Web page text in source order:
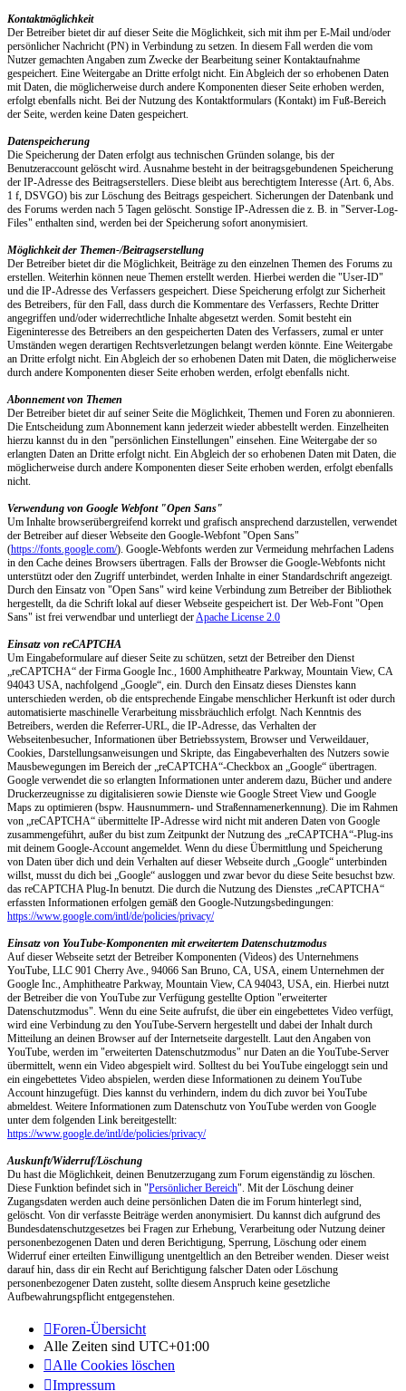
Kontaktmöglichkeit
Der Betreiber bietet dir auf dieser Seite die Möglichkeit, sich mit ihm per E-Mail und/oder
persönlicher Nachricht (PN) in Verbindung zu setzen. In diesem Fall werden die vom
Nutzer gemachten Angaben zum Zwecke der Bearbeitung seiner Kontaktaufnahme
gespeichert. Eine Weitergabe an Dritte erfolgt nicht. Ein Abgleich der so erhobenen Daten
mit Daten, die möglicherweise durch andere Komponenten dieser Seite erhoben werden,
erfolgt ebenfalls nicht. Bei der Nutzung des Kontaktformulars (Kontakt) im Fuß-Bereich
der Seite, werden keine Daten gespeichert.
Datenspeicherung
Die Speicherung der Daten erfolgt aus technischen Gründen solange, bis der
Benutzeraccount gelöscht wird. Ausnahme besteht in der beitragsgebundenen Speicherung
der IP-Adresse des Beitragserstellers. Diese bleibt aus berechtigtem Interesse (Art. 6, Abs.
1 f, DSVGO) bis zur Löschung des Beitrags gespeichert. Sicherungen der Datenbank und
des Forums werden nach 5 Tagen gelöscht. Sonstige IP-Adressen die z. B. in "Server-Log-
Files" enthalten sind, werden bei der Speicherung sofort anonymisiert.
Möglichkeit der Themen-/Beitragserstellung
Der Betreiber bietet dir die Möglichkeit, Beiträge zu den einzelnen Themen des Forums zu
erstellen. Weiterhin können neue Themen erstellt werden. Hierbei werden die "User-ID"
und die IP-Adresse des Verfassers gespeichert. Diese Speicherung erfolgt zur Sicherheit
des Betreibers, für den Fall, dass durch die Kommentare des Verfassers, Rechte Dritter
angegriffen und/oder widerrechtliche Inhalte abgesetzt werden. Somit besteht ein
Eigeninteresse des Betreibers an den gespeicherten Daten des Verfassers, zumal er unter
Umständen wegen derartigen Rechtsverletzungen belangt werden könnte. Eine Weitergabe
an Dritte erfolgt nicht. Ein Abgleich der so erhobenen Daten mit Daten, die möglicherweise
durch andere Komponenten dieser Seite erhoben werden, erfolgt ebenfalls nicht.
Abonnement von Themen
Der Betreiber bietet dir auf seiner Seite die Möglichkeit, Themen und Foren zu abonnieren.
Die Entscheidung zum Abonnement kann jederzeit wieder abbestellt werden. Einzelheiten
hierzu kannst du in den "persönlichen Einstellungen" einsehen. Eine Weitergabe der so
erlangten Daten an Dritte erfolgt nicht. Ein Abgleich der so erhobenen Daten mit Daten, die
möglicherweise durch andere Komponenten dieser Seite erhoben werden, erfolgt ebenfalls
nicht.
Verwendung von Google Webfont "Open Sans"
Um Inhalte browserübergreifend korrekt und grafisch ansprechend darzustellen, verwendet
der Betreiber auf dieser Webseite den Google-Webfont "Open Sans"
(https://fonts.google.com/). Google-Webfonts werden zur Vermeidung mehrfachen Ladens
in den Cache deines Browsers übertragen. Falls der Browser die Google-Webfonts nicht
unterstützt oder den Zugriff unterbindet, werden Inhalte in einer Standardschrift angezeigt.
Durch den Einsatz von "Open Sans" wird keine Verbindung zum Betreiber der Bibliothek
hergestellt, da die Schrift lokal auf dieser Webseite gespeichert ist. Der Web-Font "Open
Sans" ist frei verwendbar und unterliegt derApache License 2.0
Einsatz von reCAPTCHA
Um Eingabeformulare auf dieser Seite zu schützen, setzt der Betreiber den Dienst
„reCAPTCHA“ der Firma Google Inc., 1600 Amphitheatre Parkway, Mountain View, CA
94043 USA, nachfolgend „Google“, ein. Durch den Einsatz dieses Dienstes kann
unterschieden werden, ob die entsprechende Eingabe menschlicher Herkunft ist oder durch
automatisierte maschinelle Verarbeitung missbräuchlich erfolgt. Nach Kenntnis des
Betreibers, werden die Referrer-URL, die IP-Adresse, das Verhalten der
Webseitenbesucher, Informationen über Betriebssystem, Browser und Verweildauer,
Cookies, Darstellungsanweisungen und Skripte, das Eingabeverhalten des Nutzers sowie
Mausbewegungen im Bereich der „reCAPTCHA“-Checkbox an „Google“ übertragen.
Google verwendet die so erlangten Informationen unter anderem dazu, Bücher und andere
Druckerzeugnisse zu digitalisieren sowie Dienste wie Google Street View und Google
Maps zu optimieren (bspw. Hausnummern- und Straßennamenerkennung). Die im Rahmen
von „reCAPTCHA“ übermittelte IP-Adresse wird nicht mit anderen Daten von Google
zusammengeführt, außer du bist zum Zeitpunkt der Nutzung des „reCAPTCHA“-Plug-ins
mit deinem Google-Account angemeldet. Wenn du diese Übermittlung und Speicherung
von Daten über dich und dein Verhalten auf dieser Webseite durch „Google“ unterbinden
willst, musst du dich bei „Google“ ausloggen und zwar bevor du diese Seite besuchst bzw.
das reCAPTCHA Plug-In benutzt. Die durch die Nutzung des Dienstes „reCAPTCHA“
erfassten Informationen erfolgen gemäß den Google-Nutzungsbedingungen:
https://www.google.com/intl/de/policies/privacy/
Einsatz von YouTube-Komponenten mit erweitertem Datenschutzmodus
Auf dieser Webseite setzt der Betreiber Komponenten (Videos) des Unternehmens
YouTube, LLC 901 Cherry Ave., 94066 San Bruno, CA, USA, einem Unternehmen der
Google Inc., Amphitheatre Parkway, Mountain View, CA 94043, USA, ein. Hierbei nutzt
der Betreiber die von YouTube zur Verfügung gestellte Option "erweiterter
Datenschutzmodus". Wenn du eine Seite aufrufst, die über ein eingebettetes Video verfügt,
wird eine Verbindung zu den YouTube-Servern hergestellt und dabei der Inhalt durch
Mitteilung an deinen Browser auf der Internetseite dargestellt. Laut den Angaben von
YouTube, werden im "erweiterten Datenschutzmodus" nur Daten an die YouTube-Server
übermittelt, wenn ein Video abgespielt wird. Solltest du bei YouTube eingeloggt sein und
ein eingebettetes Video abspielen, werden diese Informationen zu deinem YouTube
Account hinzugefügt. Dies kannst du verhindern, indem du dich zuvor bei YouTube
abmeldest. Weitere Informationen zum Datenschutz von YouTube werden von Google
unter dem folgenden Link bereitgestellt:
https://www.google.de/intl/de/policies/privacy/
Auskunft/Widerruf/Löschung
Du hast die Möglichkeit, deinen Benutzerzugang zum Forum eigenständig zu löschen.
Diese Funktion befindet sich in "Persönlicher Bereich". Mit der Löschung deiner
Zugangsdaten werden auch deine persönlichen Daten die im Forum hinterlegt sind,
gelöscht. Von dir verfasste Beiträge werden anonymisiert. Du kannst dich aufgrund des
Bundesdatenschutzgesetzes bei Fragen zur Erhebung, Verarbeitung oder Nutzung deiner
personenbezogenen Daten und deren Berichtigung, Sperrung, Löschung oder einem
Widerruf einer erteilten Einwilligung unentgeltlich an den Betreiber wenden. Dieser weist
darauf hin, dass dir ein Recht auf Berichtigung falscher Daten oder Löschung
personenbezogener Daten zusteht, sollte diesem Anspruch keine gesetzliche
Aufbewahrungspflicht entgegenstehen.
Foren-Übersicht
Alle Zeiten sind UTC+01:00
Alle Cookies löschen
Impressum